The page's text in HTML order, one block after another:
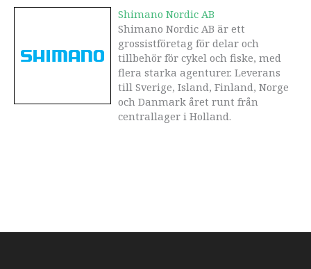
Shimano Nordic AB
Shimano Nordic AB är ett
grossistföretag för delar och
tillbehör för cykel och fiske, med
flera starka agenturer. Leverans
till Sverige, Island, Finland, Norge
och Danmark året runt från
centrallager i Holland.